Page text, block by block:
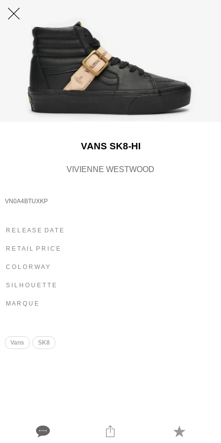
VANS SK8-HI
VIVIENNE WESTWOOD
VN0A4BTUXKP
R E L E A S E D A T E
R E T A I L P R I C E
C O L O R W A Y
S I L H O U E T T E
M A R Q U E
Vans SK8